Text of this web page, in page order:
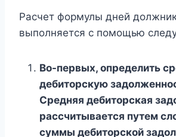
Расчет формулы дней
выполняется с помощью
Во-первых, определить
дебиторскую
Средняя дебиторская
рассчитывается путем
суммы дебиторской